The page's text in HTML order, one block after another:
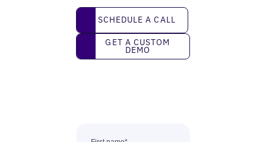
Schedule a call
SCHEDULE A CALL
Get a custom demo
GET A CUSTOM
DEMO